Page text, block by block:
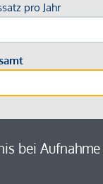
D, 71
angebunden: